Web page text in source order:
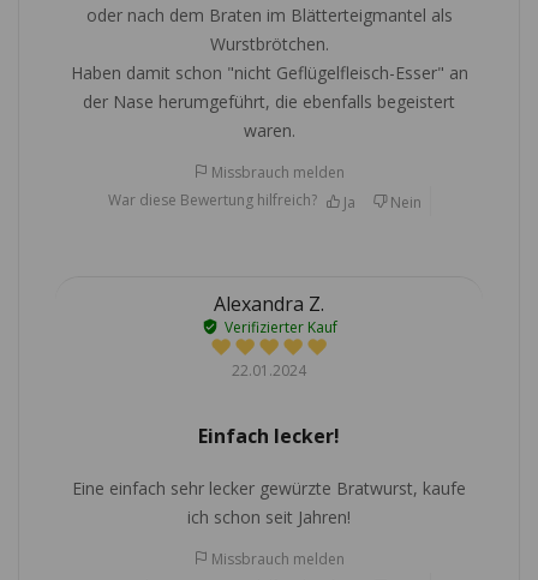
oder nach dem Braten im Blätterteigmantel als
Wurstbrötchen.
Haben damit schon "nicht Geflügelfleisch-Esser" an
der Nase herumgeführt, die ebenfalls begeistert
waren.
War diese Bewertung hilfreich? Ja Nein
Missbrauch melden
Alexandra Z.
Verifizierter Kauf
22.01.2024
Einfach lecker!
Eine einfach sehr lecker gewürzte Bratwurst, kaufe
ich schon seit Jahren!
Missbrauch melden